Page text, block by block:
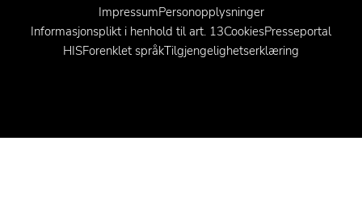
ImpressumPersonopplysninger
Informasjonsplikt i henhold til art. 13CookiesPresseportal
HISForenklet språkTilgjengelighetserklæring